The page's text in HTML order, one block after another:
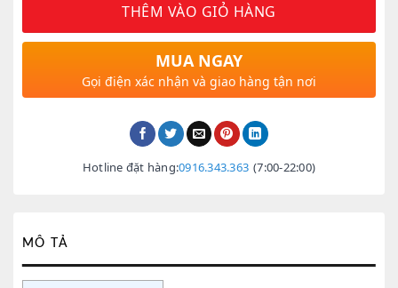
THÊM VÀO GIỎ HÀNG
MUA NGAY
Gọi điện xác nhận và giao hàng tận nơi
Hotline đặt hàng:0916.343.363 (7:00-22:00)
MÔ TẢ